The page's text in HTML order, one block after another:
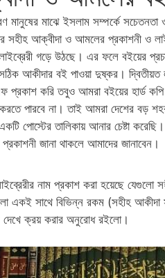
মানুষের মাঝে ইসলাম সম্পর্কে
আক্বীদা ও আমলের প্রকাশনী ও
লাইব্রেরী গড়ে উঠছে। এর ফলে বইয়ের
আকীদার বই পাওয়া দুষ্কর।
প্রকাশ করি তবুও আমরা বইয়ের হার্ড
পারবে না। তাই আমরা দেশের বড়
পোস্টের তালিকায় আনার চেষ্টা
জানা থাকলে আমাদের জানাবেন।
নাম প্রকাশ করা হয়েছে
একই সাথে বিভিন্ন রকম (সহীহ
ক্রয় করার অনুরোধ রইলো।